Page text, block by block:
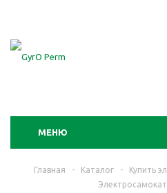
МЕНЮ
Главная - Каталог - Купить